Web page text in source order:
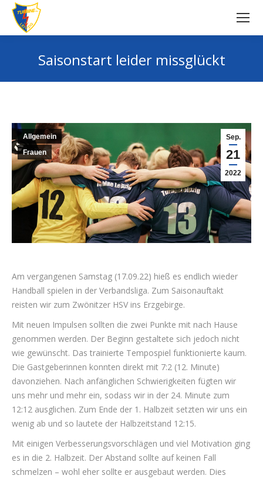
Saisonstart leider missglückt
Sep.
21
2022
Allgemein
Frauen
Am vergangenen Samstag (17.09.22) hieß es endlich wieder
Handball spielen in der Verbandsliga. Zum Saisonauftakt
reisten wir zum Zwönitzer HSV ins Erzgebirge.
Mit neuen Impulsen sollten die zwei Punkte mit nach Hause
genommen werden. Der Beginn gestaltete sich jedoch nicht
wie gewünscht. Das trainierte Tempospiel funktionierte kaum.
Die Gastgeberinnen konnten direkt mit 7:2 (12. Minute)
davonziehen. Nach anfänglichen Schwierigkeiten fügten wir
uns mehr und mehr ein, sodass wir in der 24. Minute zum
12:12 ausglichen. Zum Ende der 1. Halbzeit setzten wir uns ein
wenig ab und so lautete der Halbzeitstand 12:15.
Mit einigen Verbesserungsvorschlägen und viel Motivation ging
es in die 2. Halbzeit. Der Abstand sollte auf keinen Fall
schmelzen – wohl eher sollte er ausgebaut werden. Dies